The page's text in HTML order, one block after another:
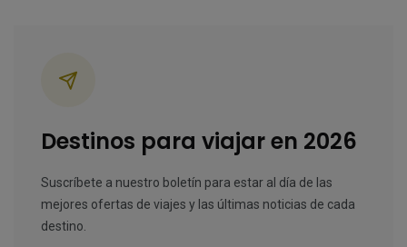
Destinos para viajar en 2026
Suscríbete a nuestro boletín para estar al día de las
mejores ofertas de viajes y las últimas noticias de cada
destino.